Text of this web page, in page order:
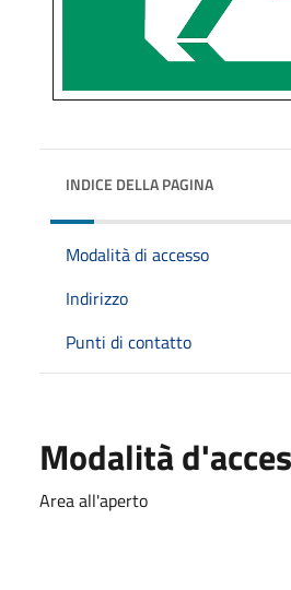
INDICE DELLA PAGINA
Modalità di accesso
Indirizzo
Punti di contatto
Modalità
Area all'aperto